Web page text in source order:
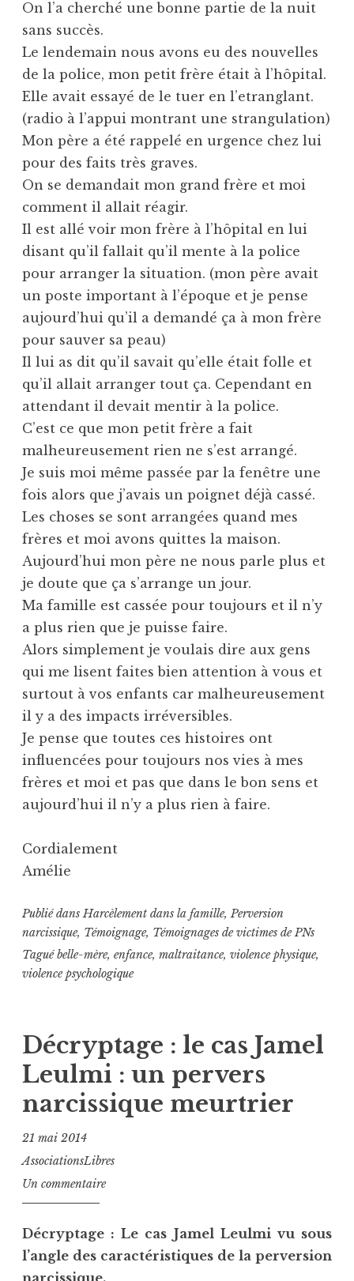
On l’a cherché une bonne partie de la nuit
sans succès.
Le lendemain nous avons eu des nouvelles
de la police, mon petit frère était à l’hôpital.
Elle avait essayé de le tuer en l’etranglant.
(radio à l’appui montrant une strangulation)
Mon père a été rappelé en urgence chez lui
pour des faits très graves.
On se demandait mon grand frère et moi
comment il allait réagir.
Il est allé voir mon frère à l’hôpital en lui
disant qu’il fallait qu’il mente à la police
pour arranger la situation. (mon père avait
un poste important à l’époque et je pense
aujourd’hui qu’il a demandé ça à mon frère
pour sauver sa peau)
Il lui as dit qu’il savait qu’elle était folle et
qu’il allait arranger tout ça. Cependant en
attendant il devait mentir à la police.
C’est ce que mon petit frère a fait
malheureusement rien ne s’est arrangé.
Je suis moi même passée par la fenêtre une
fois alors que j’avais un poignet déjà cassé.
Les choses se sont arrangées quand mes
frères et moi avons quittes la maison.
Aujourd’hui mon père ne nous parle plus et
je doute que ça s’arrange un jour.
Ma famille est cassée pour toujours et il n’y
a plus rien que je puisse faire.
Alors simplement je voulais dire aux gens
qui me lisent faites bien attention à vous et
surtout à vos enfants car malheureusement
il y a des impacts irréversibles.
Je pense que toutes ces histoires ont
influencées pour toujours nos vies à mes
frères et moi et pas que dans le bon sens et
aujourd’hui il n’y a plus rien à faire.
Cordialement
Amélie
Publié dans Harcèlement dans la famille, Perversion
narcissique, Témoignage, Témoignages de victimes de PNs
Taguébelle-mère, enfance, maltraitance, violence physique,
violence psychologique
Décryptage : le cas Jamel
Leulmi : un pervers
narcissique meurtrier
21 mai 2014
AssociationsLibres
Un commentaire
Décryptage : Le cas Jamel Leulmi vu sous
l’angle des caractéristiques de la perversion